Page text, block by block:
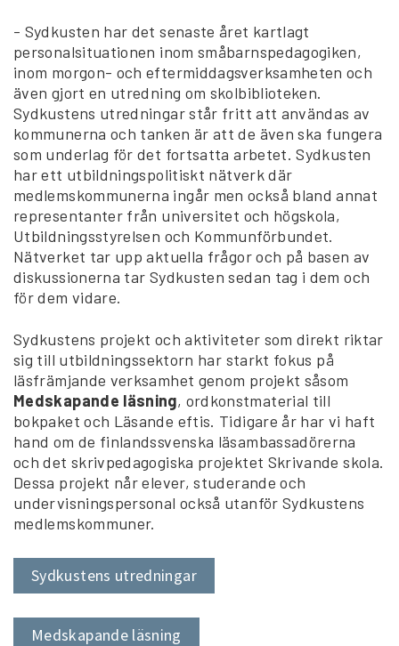
- Sydkusten har det senaste året kartlagt
personalsituationen inom småbarnspedagogiken,
inom morgon- och eftermiddagsverksamheten och
även gjort en utredning om skolbiblioteken.
Sydkustens utredningar står fritt att användas av
kommunerna och tanken är att de även ska fungera
som underlag för det fortsatta arbetet. Sydkusten
har ett utbildningspolitiskt nätverk där
medlemskommunerna ingår men också bland annat
representanter från universitet och högskola,
Utbildningsstyrelsen och Kommunförbundet.
Nätverket tar upp aktuella frågor och på basen av
diskussionerna tar Sydkusten sedan tag i dem och
för dem vidare.
Sydkustens projekt och aktiviteter som direkt riktar
sig till utbildningssektorn har starkt fokus på
läsfrämjande verksamhet genom projekt såsom
Medskapande läsning, ordkonstmaterial till
bokpaket och Läsande eftis. Tidigare år har vi haft
hand om de finlandssvenska läsambassadörerna
och det skrivpedagogiska projektet Skrivande skola.
Dessa projekt når elever, studerande och
undervisningspersonal också utanför Sydkustens
medlemskommuner.
Sydkustens utredningar
Medskapande läsning